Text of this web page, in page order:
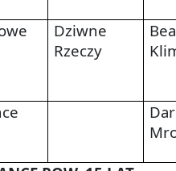
Dziwne
Rzeczy